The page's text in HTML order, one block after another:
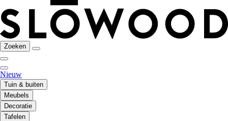
Zoeken
Nieuw
Tuin & buiten
Meubels
Decoratie
Tafelen